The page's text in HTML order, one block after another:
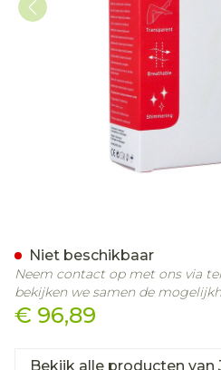
€ 96,89
Niet beschikbaar
Neem contact op met ons via
bekijken we samen de
Bekijk alle producten van